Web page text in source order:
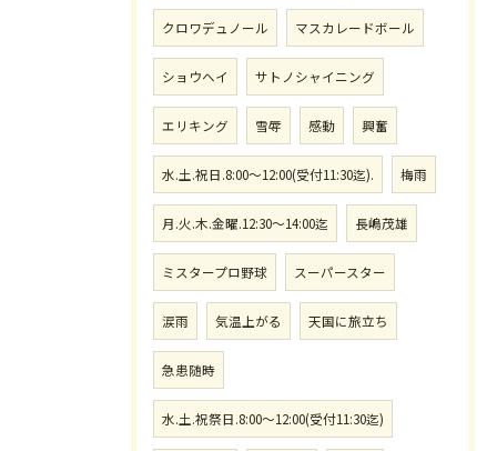
クロワデュノール マスカレードボール
ショウヘイ サトノシャイニング
エリキング 雪辱 感動 興奮
水.土.祝日.8:00〜12:00(受付11:30迄). 梅雨
月.火.木.金曜.12:30〜14:00迄 長嶋茂雄
ミスタープロ野球 スーパースター
涙雨 気温上がる 天国に旅立ち
急患随時
水.土.祝祭日.8:00〜12:00(受付11:30迄)